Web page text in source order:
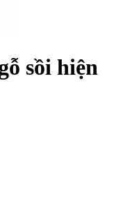
sồi hiện